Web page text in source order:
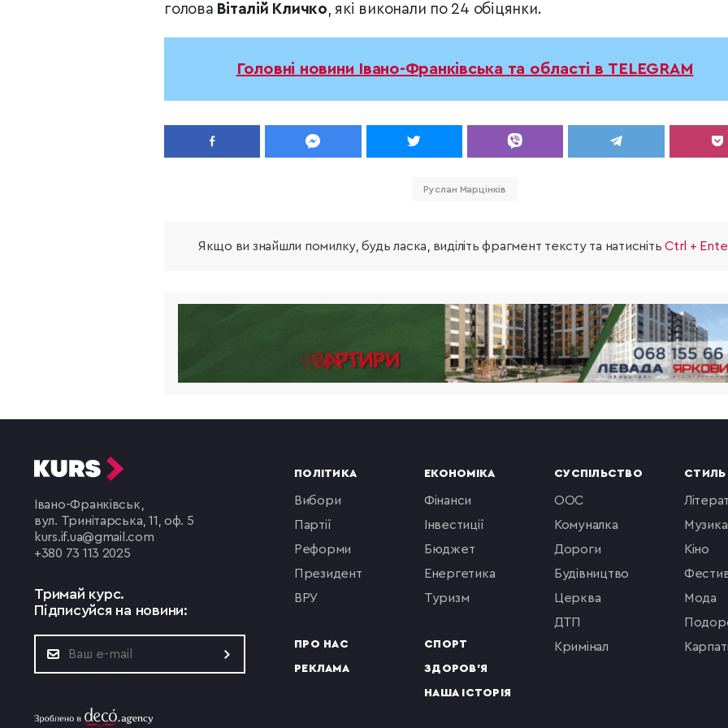
голова Віталій Кличко, які виконали по 24 обіцянки.
Головні новини Івано-Франківська та області в TELEGRAM
Руслан Марцінків
Якщо ви знайшли помилку, будь ласка, виділіть фрагмент тексту та натиснітьCtrl +
Івано-Франківськ,
вул. Тринітарська, 11, оф. 5
kurs.if.ua@gmail.com
+380 73 113 2025
Тримай курс.
Підписуйся на новини:
ПОЛІТИКА
вибори
партії
реформи
президент
ВРУ
ПРО НАС
РЕКЛАМА
ЕКОНОМІКА
фінанси
інвестиції
бюджет
енергетика
туризм
СПОРТ
ЗДОРОВ'Я
НАША ІСТОРІЯ
СУСПІЛЬСТВО
ООС
комуналка
Дороги
будівництво
церква
ДТП
кримінал
музика
кіно
мода